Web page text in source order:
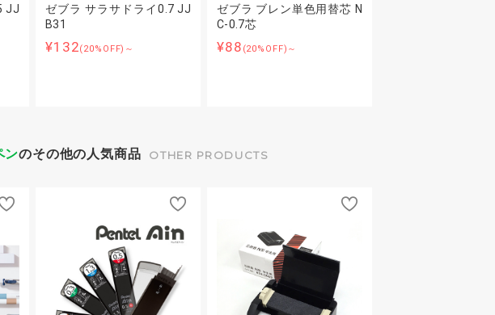
JJ
ゼブラ サラサドライ0.7 JJ
B31
¥132(20%OFF)～
ゼブラ ブレン単色用替芯 N
C-0.7芯
¥88 (20%OFF)～
ンのその他の人気商品 OTHER PRODUCTS